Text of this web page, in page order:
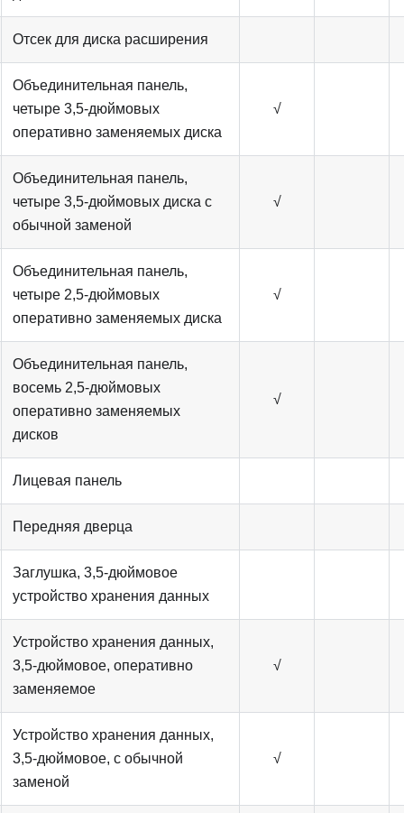
Отсек для диска расширения
Объединительная панель,
четыре 3,5-дюймовых
оперативно заменяемых диска
√
Объединительная панель,
четыре 3,5-дюймовых диска с
обычной заменой
√
Объединительная панель,
четыре 2,5-дюймовых
оперативно заменяемых диска
√
Объединительная панель,
восемь 2,5-дюймовых
оперативно заменяемых
дисков
√
Лицевая панель
Передняя дверца
Заглушка, 3,5-дюймовое
устройство хранения данных
Устройство хранения данных,
3,5-дюймовое, оперативно
заменяемое
√
Устройство хранения данных,
3,5-дюймовое, с обычной
заменой
√